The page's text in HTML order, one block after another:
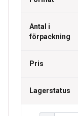
Antal i
förpackning
Pris
Lagerstatus